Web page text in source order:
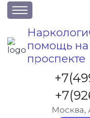
О клинике
Акции
Вакансии
Лицензии
Контакты
помощь
проспекте
Москва,